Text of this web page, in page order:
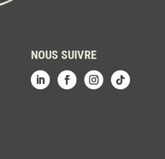
NOUS SUIVRE